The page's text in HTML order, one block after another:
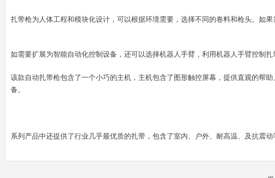
扎带枪为人体工程和模块化设计，可以根据环境需要，选择不同的卷料和枪头。如
如需要扩展为智能自动化控制设备，还可以选择机器人手臂，利用机器人手臂控制
该款自动扎带枪包含了一个小巧的主机，主机包含了图形触控屏幕，提供直观的帮
备。
系列产品中还提供了行业几乎最优质的扎带，包含了室内、户外、耐高温、及抗震